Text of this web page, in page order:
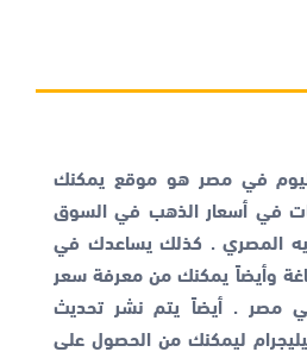
في مصر هو موقع يمكنك
في أسعار الذهب في السوق
المصري . كذلك يساعدك في
وأيضاً يمكنك من معرفة سعر
مصر . أيضاً يتم نشر تحديث
ليمكنك من الحصول على